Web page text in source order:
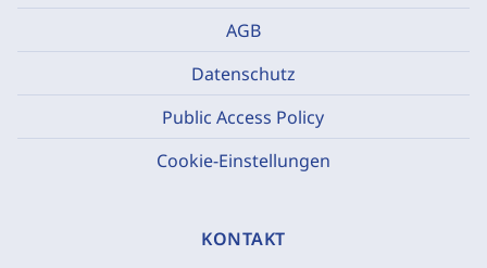
AGB
Datenschutz
Public Access Policy
Cookie-Einstellungen
KONTAKT